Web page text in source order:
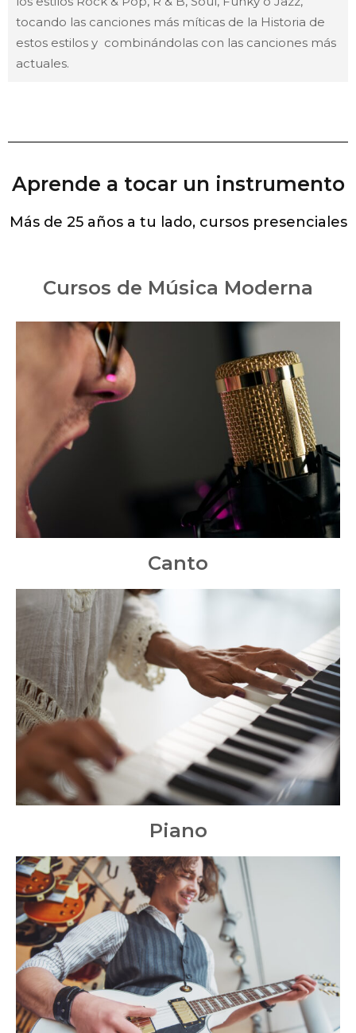
tocando las canciones más míticas de la Historia de
estos estilos y combinándolas con las canciones más
actuales.
Aprende a tocar un instrumento
Más de 25 años a tu lado, cursos presenciales
Cursos de Música Moderna
Canto
Piano